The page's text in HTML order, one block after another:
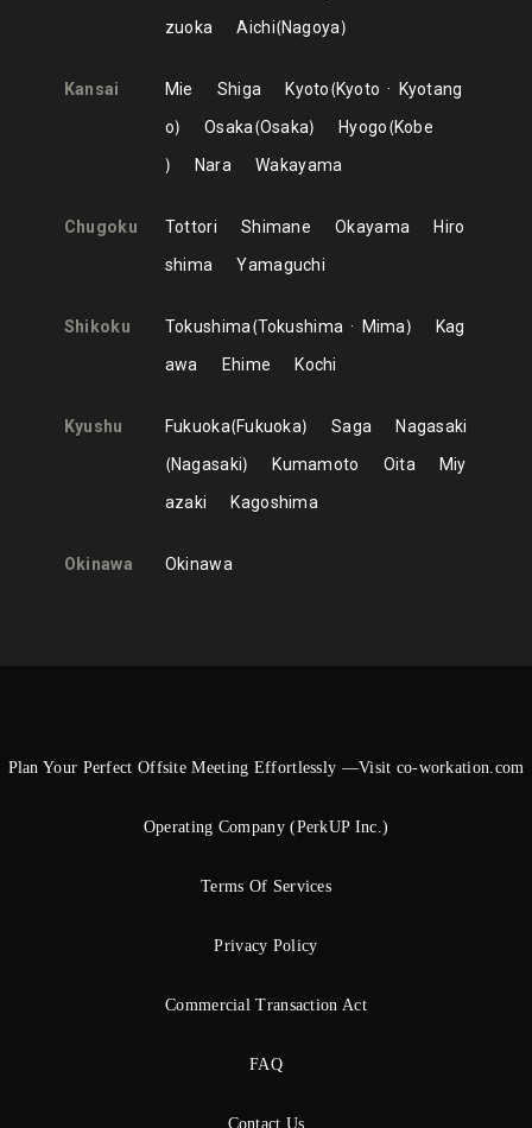
zuoka
Aichi Nagoya
Kansai Mie Shiga Kyoto Kyoto
Kyotang
o
Osaka Osaka Hyogo Kobe
Nara
Wakayama
Chugoku Tottori Shimane Okayama
Hiro
shima
Yamaguchi
Shikoku Tokushima Tokushima Mima
Kag
awa
Ehime Kochi
Kyushu Fukuoka Fukuoka Saga
Nagasaki
Nagasaki
Kumamoto Oita
Miy
azaki
Kagoshima
Okinawa Okinawa
Plan Your Perfect Offsite Meeting Effortlessly —Visit co-workation.com
Operating Company (PerkUP Inc.)
Terms Of Services
Privacy Policy
Commercial Transaction Act
FAQ
Contact Us